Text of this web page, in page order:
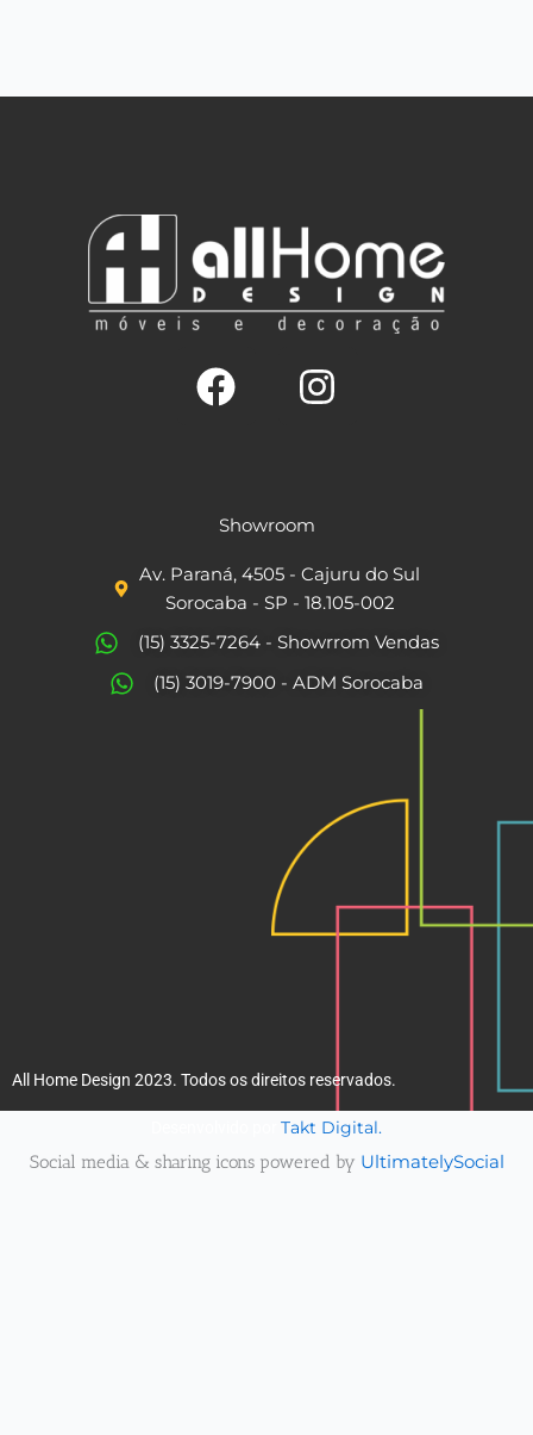
c
e
b
o
o
t
a
g
r
Showroom
Av. Paraná, 4505 - Cajuru do Sul
Sorocaba - SP - 18.105-002
(15) 3325-7264 - Showrrom Vendas
(15) 3019-7900 - ADM Sorocaba
All Home Design 2023. Todos os direitos reservados.
Takt Digital.
Social media & sharing icons powered by UltimatelySocial